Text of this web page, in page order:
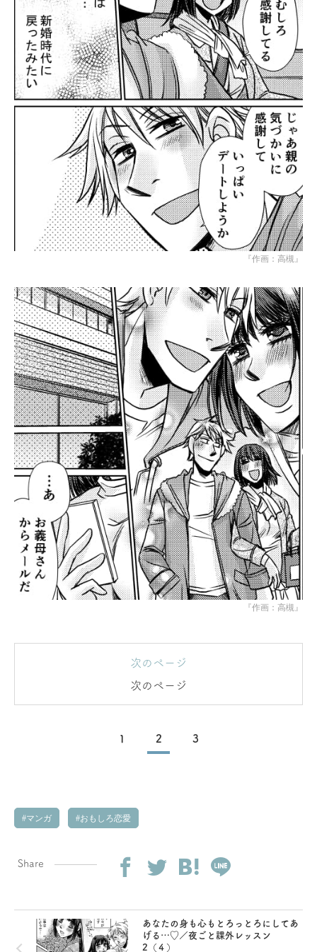
『作画：高槻』
『作画：高槻』
次のページ
次のページ
1 2 3
マンガ おもしろ恋愛
Share
あなたの身も心もとろっとろにしてあ
げる…♡／夜ごと課外レッスン
2（４）